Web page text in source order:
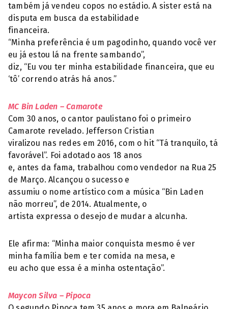
também já vendeu copos no estádio. A sister está na
disputa em busca da estabilidade
financeira.
“Minha preferência é um pagodinho, quando você ver
eu já estou lá na frente sambando”,
diz, “Eu vou ter minha estabilidade financeira, que eu
‘tô’ correndo atrás há anos.”
MC Bin Laden – Camarote
Com 30 anos, o cantor paulistano foi o primeiro
Camarote revelado. Jefferson Cristian
viralizou nas redes em 2016, com o hit “Tá tranquilo, tá
favorável”. Foi adotado aos 18 anos
e, antes da fama, trabalhou como vendedor na Rua 25
de Março. Alcançou o sucesso e
assumiu o nome artístico com a música “Bin Laden
não morreu”, de 2014. Atualmente, o
artista expressa o desejo de mudar a alcunha.
Ele afirma: “Minha maior conquista mesmo é ver
minha família bem e ter comida na mesa, e
eu acho que essa é a minha ostentação”.
Maycon Silva – Pipoca